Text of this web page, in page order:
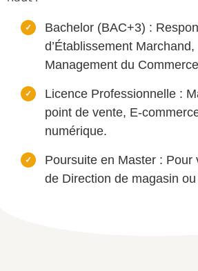
Bachelor (BAC+3) :
d’Établissement
Management du
Licence Professionnelle :
point de vente, E-
numérique.
Poursuite en Master : Pour
de Direction de magasin